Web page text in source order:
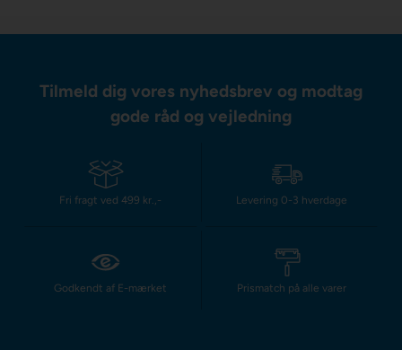
Tilmeld dig vores nyhedsbrev og modtag
gode råd og vejledning
Fri fragt ved 499 kr.,- Levering 0-3 hverdage
Godkendt af E-mærket Prismatch på alle varer